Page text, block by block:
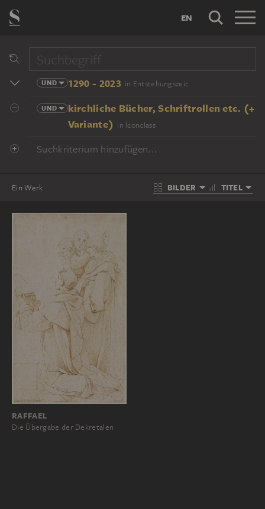
EN
UND 1290 - 2023 in Entstehungszeit
UND
kirchliche Bücher, Schriftrollen etc. (+
Variante) in Iconclass
Suchkriterium hinzufügen...
Ein Werk BILDER TITEL
RAFFAEL
Die Übergabe der Dekretalen